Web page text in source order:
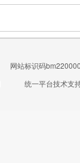
网站标识码
统一平台技术支